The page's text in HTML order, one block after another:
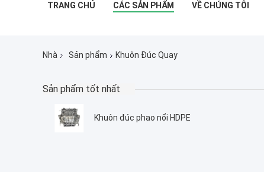
TRANG CHỦ CÁC SẢN PHẨM VỀ CHÚNG TÔI
Nhà Sản phẩm Khuôn Đúc Quay
Sản phẩm tốt nhất
Khuôn đúc phao nổi HDPE